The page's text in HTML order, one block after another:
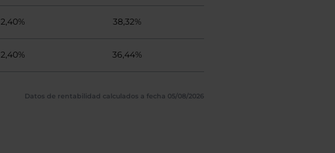
2,40% 38,32%
2,40% 36,44%
Datos de rentabilidad calculados a fecha 05/08/2026